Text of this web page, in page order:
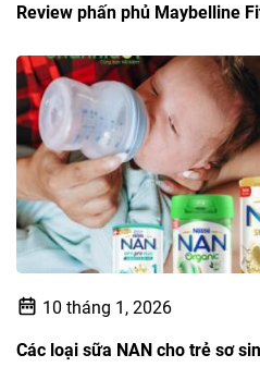
Review phấn phủ Maybelline
10 tháng 1, 2026
Các loại sữa NAN cho trẻ sơ